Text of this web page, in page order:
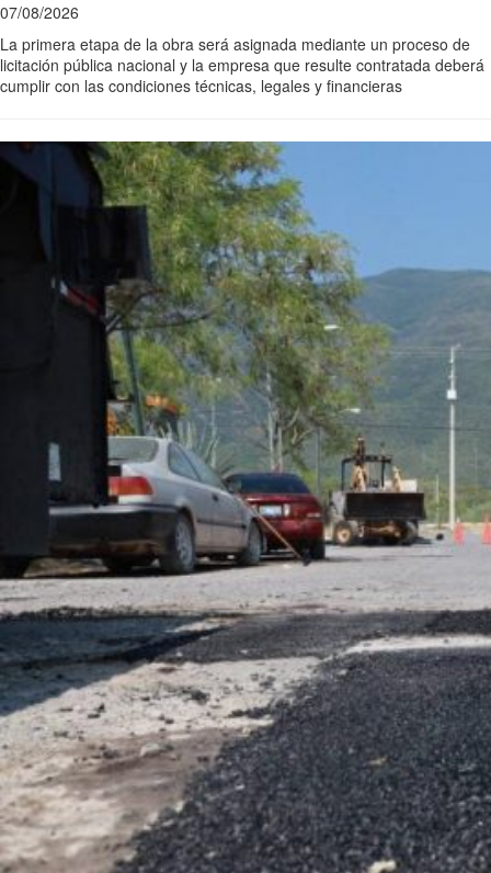
07/08/2026
La primera etapa de la obra será asignada mediante un proceso de
licitación pública nacional y la empresa que resulte contratada deberá
cumplir con las condiciones técnicas, legales y financieras